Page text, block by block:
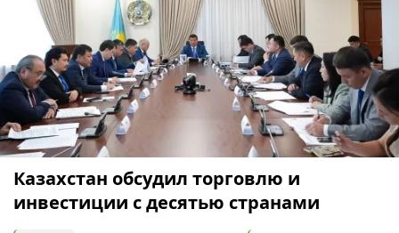
Казахстан обсудил торговлю и
инвестиции с десятью странами